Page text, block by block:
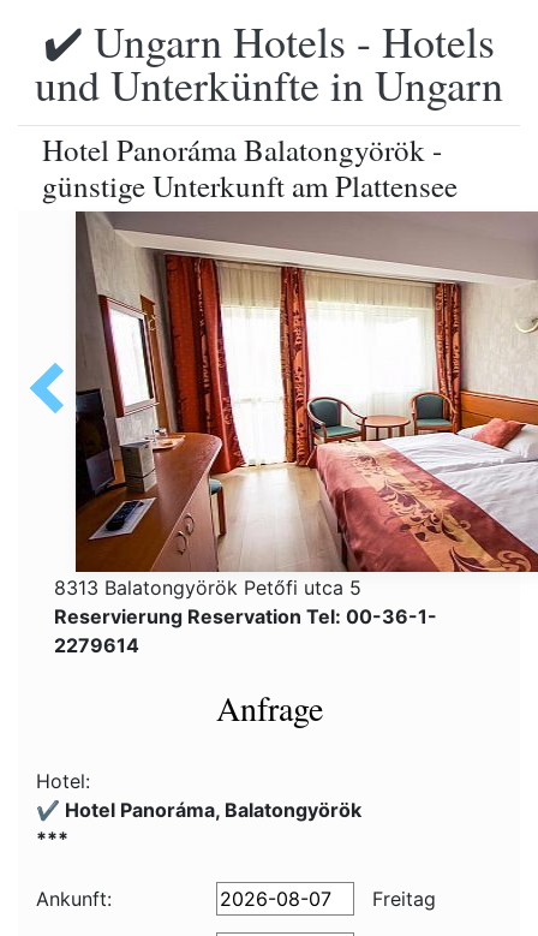
✔️ Ungarn Hotels - Hotels
und Unterkünfte in Ungarn
Hotel Panoráma Balatongyörök -
günstige Unterkunft am Plattensee
8313 Balatongyörök Petőfi utca 5
Reservierung Reservation Tel: 00-36-1-
2279614
Anfrage
Hotel:
✔️ Hotel Panoráma, Balatongyörök
***
Ankunft: Freitag